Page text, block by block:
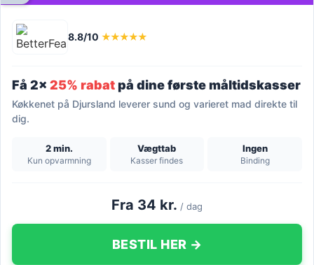
8.8/10 ★★★★★
Få 2x 25% rabatpå dine første måltidskasser
Køkkenet på Djursland leverer sund og varieret mad direkte til
dig.
2 min.
Kun opvarmning
Vægttab
Kasser findes
Ingen
Binding
Fra 34 kr. / dag
BESTIL HER →